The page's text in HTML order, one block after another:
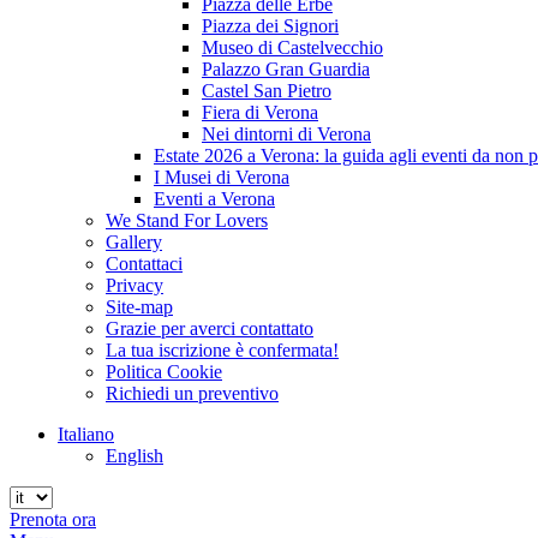
Piazza delle Erbe
Piazza dei Signori
Museo di Castelvecchio
Palazzo Gran Guardia
Castel San Pietro
Fiera di Verona
Nei dintorni di Verona
Estate 2026 a Verona: la guida agli eventi da non
I Musei di Verona
Eventi a Verona
We Stand For Lovers
Gallery
Contattaci
Privacy
Site-map
Grazie per averci contattato
La tua iscrizione è confermata!
Politica Cookie
Richiedi un preventivo
Italiano
English
Prenota ora